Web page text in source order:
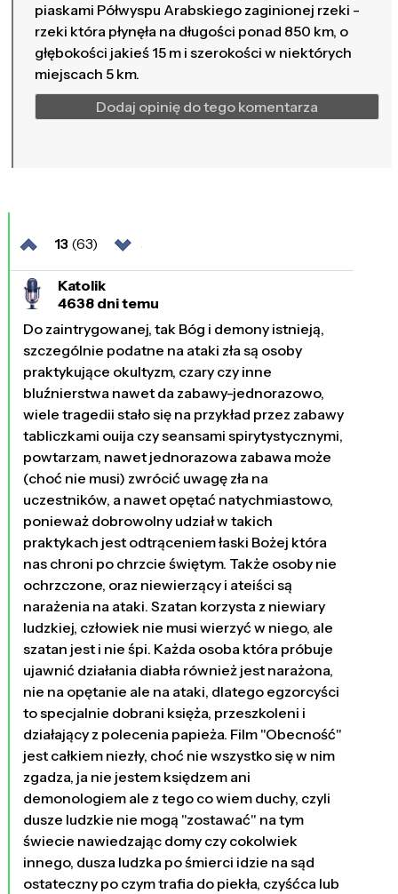
piaskami Półwyspu Arabskiego zaginionej rzeki -
rzeki która płynęła na długości ponad 850 km, o
głębokości jakieś 15 m i szerokości w niektórych
miejscach 5 km.
Dodaj opinię do tego komentarza
13 (63)
Katolik
4638 dni temu
Do zaintrygowanej, tak Bóg i demony istnieją,
szczególnie podatne na ataki zła są osoby
praktykujące okultyzm, czary czy inne
bluźnierstwa nawet da zabawy-jednorazowo,
wiele tragedii stało się na przykład przez zabawy
tabliczkami ouija czy seansami spirytystycznymi,
powtarzam, nawet jednorazowa zabawa może
(choć nie musi) zwrócić uwagę zła na
uczestników, a nawet opętać natychmiastowo,
ponieważ dobrowolny udział w takich
praktykach jest odtrąceniem łaski Bożej która
nas chroni po chrzcie świętym. Także osoby nie
ochrzczone, oraz niewierzący i ateiści są
narażenia na ataki. Szatan korzysta z niewiary
ludzkiej, człowiek nie musi wierzyć w niego, ale
szatan jest i nie śpi. Każda osoba która próbuje
ujawnić działania diabła również jest narażona,
nie na opętanie ale na ataki, dlatego egzorcyści
to specjalnie dobrani księża, przeszkoleni i
działający z polecenia papieża. Film "Obecność"
jest całkiem niezły, choć nie wszystko się w nim
zgadza, ja nie jestem księdzem ani
demonologiem ale z tego co wiem duchy, czyli
dusze ludzkie nie mogą "zostawać" na tym
świecie nawiedzając domy czy cokolwiek
innego, dusza ludzka po śmierci idzie na sąd
ostateczny po czym trafia do piekła, czyśćca lub